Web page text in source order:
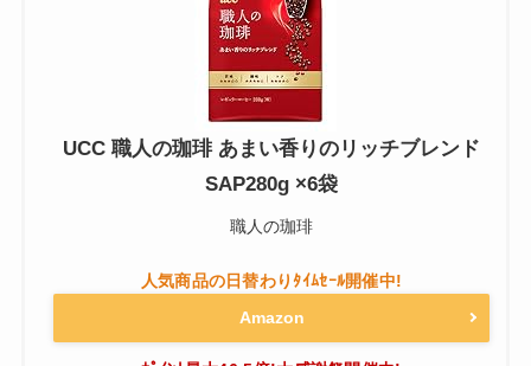
UCC 職人の珈琲 あまい香りのリッチブレンド
SAP280g ×6袋
職人の珈琲
Amazon